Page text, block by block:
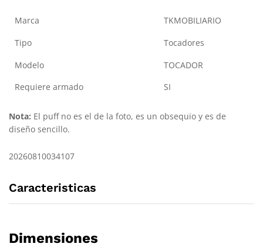
Marca
TKMOBILIARIO
Tipo
Tocadores
Modelo
TOCADOR
Requiere armado
SI
Nota: El puff no es el de la foto, es un obsequio y es de
diseño sencillo.
20260810034107
Caracteristicas
Dimensiones